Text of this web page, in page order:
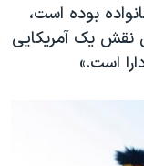
بوده است،
نقش یک آمریکایی
است.»